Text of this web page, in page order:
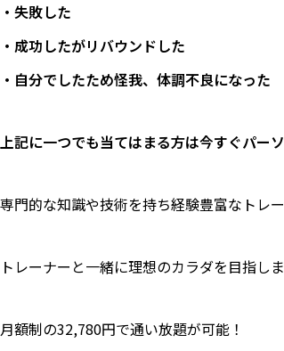
・失敗した
・成功したがリバウンドした
・自分でしたため怪我、体調不良になった
上記に一つでも当てはまる方は今すぐパー
専門的な知識や技術を持ち経験豊富なトレ
トレーナーと一緒に理想のカラダを目指し
月額制の32,780円で通い放題が可能！